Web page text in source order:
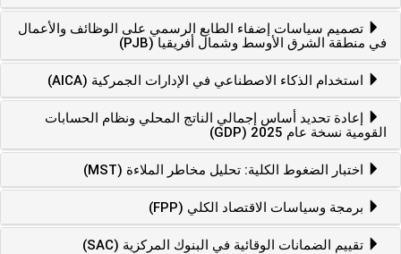
تصميم سياسات إضفاء الطابع الرسمي على الوظائف والأعمال
في منطقة الشرق الأوسط وشمال أفريقيا (PJB)
استخدام الذكاء الاصطناعي في الإدارات الجمركية (AICA)
إعادة تحديد أساس إجمالي الناتج المحلي ونظام الحسابات
القومية نسخة عام 2025 (GDP)
اختبار الضغوط الكلية: تحليل مخاطر الملاءة (MST)
برمجة وسياسات الاقتصاد الكلي (FPP)
تقييم الضمانات الوقائية في البنوك المركزية (SAC)